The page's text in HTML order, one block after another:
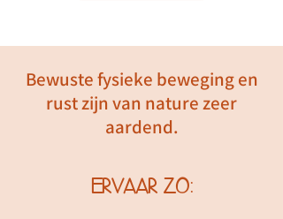
Bewuste fysieke beweging en
rust zijn van nature zeer
aardend.
ERVAAR ZO: